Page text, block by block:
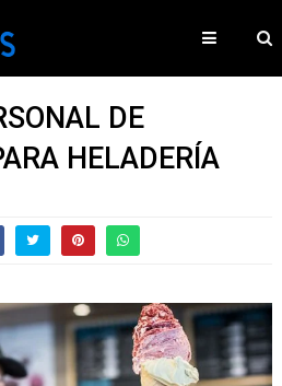
DE
HELADERÍA